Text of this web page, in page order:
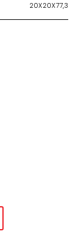
20X20X77,3